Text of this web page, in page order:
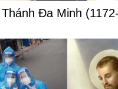
Ða Minh